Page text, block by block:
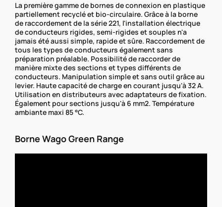
La première gamme de bornes de connexion en plastique
partiellement recyclé et bio-circulaire. Grâce à la borne
de raccordement de la série 221, l'installation électrique
de conducteurs rigides, semi-rigides et souples n'a
jamais été aussi simple, rapide et sûre. Raccordement de
tous les types de conducteurs également sans
préparation préalable. Possibilité de raccorder de
manière mixte des sections et types différents de
conducteurs. Manipulation simple et sans outil grâce au
levier. Haute capacité de charge en courant jusqu'à 32 A.
Utilisation en distributeurs avec adaptateurs de fixation.
Également pour sections jusqu'à 6 mm2. Température
ambiante maxi 85 °C.
Borne Wago Green Range